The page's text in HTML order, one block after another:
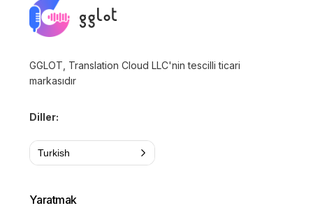
GGLOT, Translation Cloud LLC'nin tescilli ticari
markasıdır
Diller:
Turkish
Yaratmak